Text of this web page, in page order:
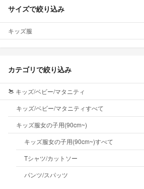
サイズで絞り込み
キッズ服
カテゴリで絞り込み
キッズ/ベビー/マタニティ
キッズ/ベビー/マタニティすべて
キッズ服女の子用(90cm~)
キッズ服女の子用(90cm~)すべて
Tシャツ/カットソー
パンツ/スパッツ